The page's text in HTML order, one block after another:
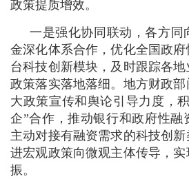
政策提质增效。
一是强化协同联动，各方同
金深化体系合作，优化全国政
台科技创新模块，及时跟踪各
政策落实落地落细。地方财政
大政策宣传和舆论引导力度，
企”合作，推动银行和政府性融
主动对接有融资需求的科技创
进宏观政策向微观主体传导，
振。